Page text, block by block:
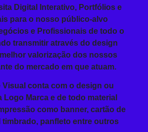
Digital Interativo, Portfólios e
para o nosso público-alvo
e Profissionais de todo o
transmitir através do design
valorização dos nossos
do mercado em que atuam.
Visual conta com o design ou
Logo Marca e de todo material
como banner, cartão de
timbrado, panfleto entre outros